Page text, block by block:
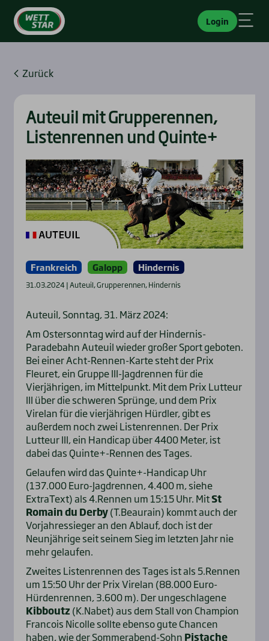
Login
Zurück
Auteuil mit Grup­pe­ren­nen,
Lis­ten­ren­nen und Quin­te+
Frankreich Galopp Hindernis
31.03.2024 | Auteuil, Grupperennen, Hindernis
Auteuil, Sonntag, 31. März 2024:
Am Ostersonntag wird auf der Hindernis-
Paradebahn Auteuil wieder großer Sport geboten.
Bei einer Acht-Rennen-Karte steht der Prix
Fleuret, ein Gruppe III-Jagdrennen für die
Vierjährigen, im Mittelpunkt. Mit dem Prix Lutteur
III über die schweren Sprünge, und dem Prix
Virelan für die vierjährigen Hürdler, gibt es
außerdem noch zwei Listenrennen. Der Prix
Lutteur III, ein Handicap über 4400 Meter, ist
dabei das Quinte+-Rennen des Tages.
Gelaufen wird das Quinte+-Handicap Uhr
(137.000 Euro-Jagdrennen, 4.400 m, siehe
ExtraText) als 4.Rennen um 15:15 Uhr. MitSt
Romain du Derby(T.Beaurain) kommt auch der
Vorjahressieger an den Ablauf, doch ist der
Neunjährige seit seinem Sieg im letzten Jahr nie
mehr gelaufen.
Zweites Listenrennen des Tages ist als 5.Rennen
um 15:50 Uhr der Prix Virelan (88.000 Euro-
Hürdenrennen, 3.600 m). Der ungeschlagene
Kibboutz (K.Nabet) aus dem Stall von Champion
Francois Nicolle sollte ebenso gute Chancen
haben, wie der Sommerabend-Sohn Pistache